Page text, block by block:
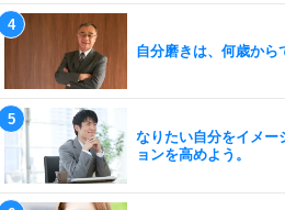
自分磨きは、何歳から
なりたい自分をイメー
ョンを高めよう。